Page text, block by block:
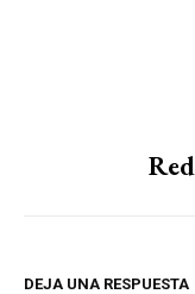
DEJA UNA RESPUESTA